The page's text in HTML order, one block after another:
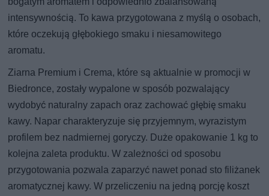
intensywnością. To kawa przygotowana z myślą o osobach,
które oczekują głębokiego smaku i niesamowitego
aromatu.
Ziarna Premium i Crema, które są aktualnie w promocji w
Biedronce, zostały wypalone w sposób pozwalający
wydobyć naturalny zapach oraz zachować głębię smaku
kawy. Napar charakteryzuje się przyjemnym, wyrazistym
profilem bez nadmiernej goryczy. Duże opakowanie 1 kg to
kolejna zaleta produktu. W zależności od sposobu
przygotowania pozwala zaparzyć nawet ponad sto filiżanek
aromatycznej kawy. W przeliczeniu na jedną porcję koszt